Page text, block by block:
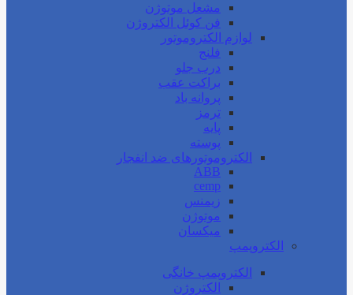
مشعل موتوژن
فن کوئل الکتروژن
لوازم الکتروموتور
فلنج
درب جلو
براکت عقب
پروانه باد
ترمز
پایه
پوسته
الکتروموتورهای ضد انفجار
ABB
cemp
زیمنس
موتوژن
میکسان
الکتروپمپ
الکتروپمپ خانگی
الکتروژن